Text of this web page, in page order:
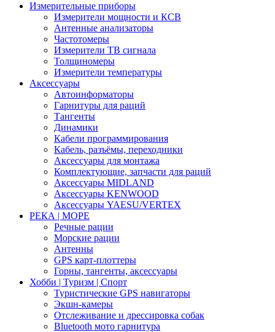
Измерительные приборы
Измерители мощности и КСВ
Антенные анализаторы
Частотомеры
Измерители ТВ сигнала
Толщиномеры
Измерители температуры
Аксессуары
Автоинформаторы
Гарнитуры для раций
Тангенты
Динамики
Кабели программирования
Кабель, разъёмы, переходники
Аксессуары для монтажа
Комплектующие, запчасти для раций
Аксессуары MIDLAND
Аксессуары KENWOOD
Аксессуары YAESU/VERTEX
РЕКА | МОРЕ
Речные рации
Морские рации
Антенны
GPS карт-плоттеры
Горны, тангенты, аксессуары
Хобби | Туризм | Спорт
Туристические GPS навигаторы
Экшн-камеры
Отслеживание и дрессировка собак
Bluetooth мото гарнитура